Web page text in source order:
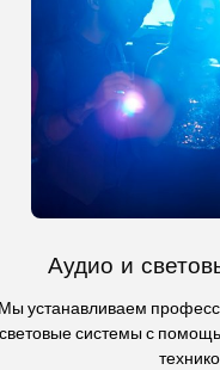
Аудио и
Мы устанавливаем
световые системы с